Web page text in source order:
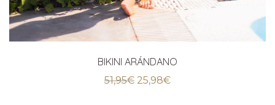
BIKINI ARÁNDANO
51,95€ El
25,98€El